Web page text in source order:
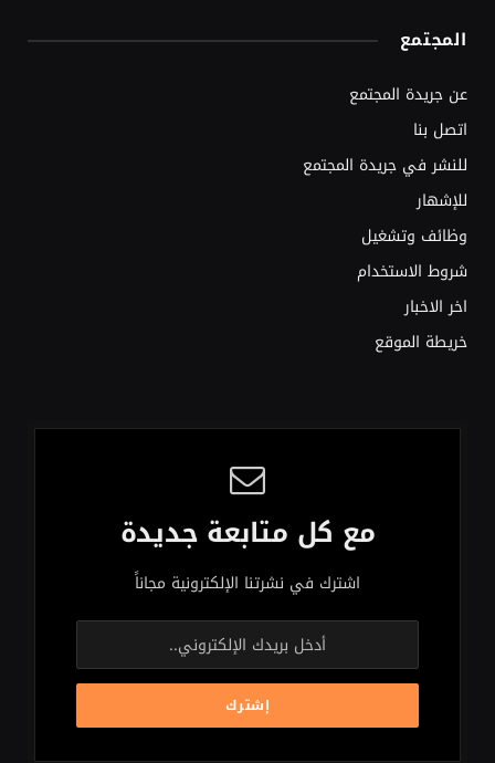
المجتمع
عن جريدة المجتمع
اتصل بنا
للنشر في جريدة المجتمع
للإشهار
وظائف وتشغيل
شروط الاستخدام
اخر الاخبار
خريطة الموقع
مع كل متابعة جديدة
اشترك في نشرتنا الإلكترونية مجاناً